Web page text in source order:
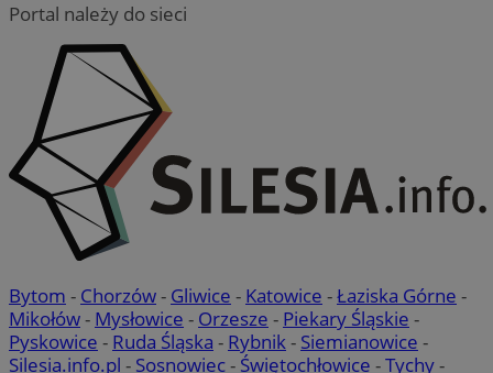
Portal należy do sieci
Bytom - Chorzów- Gliwice - Katowice -Łaziska Górne -
Mikołów- Mysłowice - Orzesze - Piekary Śląskie -
Pyskowice - Ruda Śląska - Rybnik- Siemianowice -
Silesia.info.pl - Sosnowiec- Świętochłowice -Tychy-